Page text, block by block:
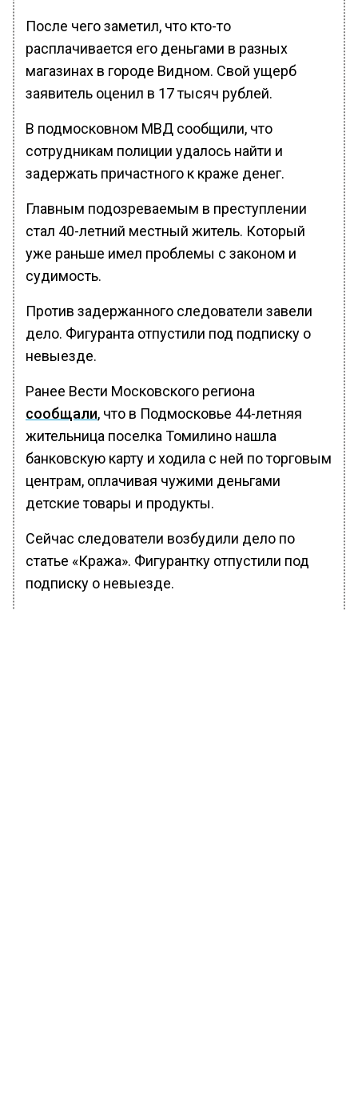
После чего заметил, что кто-то
расплачивается его деньгами в разных
магазинах в городе Видном. Свой ущерб
заявитель оценил в 17 тысяч рублей.
В подмосковном МВД сообщили, что
сотрудникам полиции удалось найти и
задержать причастного к краже денег.
Главным подозреваемым в преступлении
стал 40-летний местный житель. Который
уже раньше имел проблемы с законом и
судимость.
Против задержанного следователи завели
дело. Фигуранта отпустили под подписку о
невыезде.
Ранее Вести Московского региона
сообщали, что в Подмосковье 44-летняя
жительница поселка Томилино нашла
банковскую карту и ходила с ней по торговым
центрам, оплачивая чужими деньгами
детские товары и продукты.
Сейчас следователи возбудили дело по
статье «Кража». Фигурантку отпустили под
подписку о невыезде.